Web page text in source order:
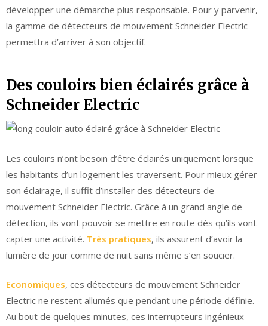
développer une démarche plus responsable. Pour y parvenir,
la gamme de détecteurs de mouvement Schneider Electric
permettra d’arriver à son objectif.
Des couloirs bien éclairés grâce à
Schneider Electric
Les couloirs n’ont besoin d’être éclairés uniquement lorsque
les habitants d’un logement les traversent. Pour mieux gérer
son éclairage, il suffit d’installer des détecteurs de
mouvement Schneider Electric. Grâce à un grand angle de
détection, ils vont pouvoir se mettre en route dès qu’ils vont
capter une activité. Très pratiques, ils assurent d’avoir la
lumière de jour comme de nuit sans même s’en soucier.
Economiques, ces détecteurs de mouvement Schneider
Electric ne restent allumés que pendant une période définie.
Au bout de quelques minutes, ces interrupteurs ingénieux